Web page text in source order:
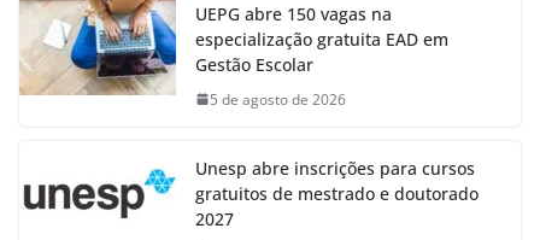
UEPG abre 150 vagas na
especialização gratuita EAD em
Gestão Escolar
5 de agosto de 2026
Unesp abre inscrições para cursos
gratuitos de mestrado e doutorado
2027